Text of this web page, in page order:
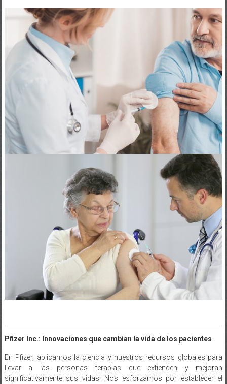
Pfizer Inc.: Innovaciones que cambian la vida de los pacientes
llevar a las personas terapias que extienden y mejoran
significativamente sus vidas. Nos esforzamos por establecer el
estándar de calidad, seguridad y valor en el descubrimiento,